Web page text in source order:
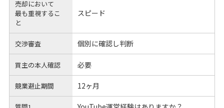
売却において
最も重視するこ
と
スピード
交渉審査 個別に確認し判断
買主の本人確認 必要
競業避止期間 12ヶ月